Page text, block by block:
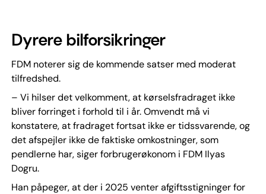
Dyrere bilforsikringer
FDM noterer sig de kommende satser med moderat
tilfredshed.
– Vi hilser det velkomment, at kørselsfradraget ikke
bliver forringet i forhold til i år. Omvendt må vi
konstatere, at fradraget fortsat ikke er tidssvarende, og
det afspejler ikke de faktiske omkostninger, som
pendlerne har, siger forbrugerøkonom i FDM Ilyas
Dogru.
Han påpeger, at der i 2025 venter afgiftsstigninger for